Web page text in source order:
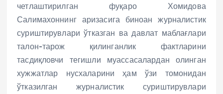
четлаштирилган фуқаро Хомидова
Салимахоннинг аризасига биноан журналистик
суриштирувлари ўтказган ва давлат маблағлари
талон-тарож қилинганлик фактларини
тасдиқловчи тегишли муассасалардан олинган
хужжатлар нусхаларини ҳам ўзи томонидан
ўтказилган журналистик суриштирувлари